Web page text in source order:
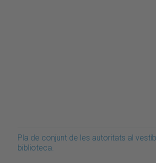
Pla de conjunt de les autoritats al
biblioteca.